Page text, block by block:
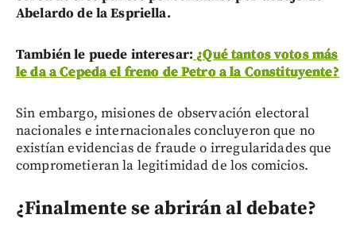
Abelardo de la Espriella.
También le puede interesar: ¿Qué tantos votos más
le da a Cepeda el freno de Petro a la Constituyente?
Sin embargo, misiones de observación electoral
nacionales e internacionales concluyeron que no
existían evidencias de fraude o irregularidades que
comprometieran la legitimidad de los comicios.
¿Finalmente se abrirán al debate?